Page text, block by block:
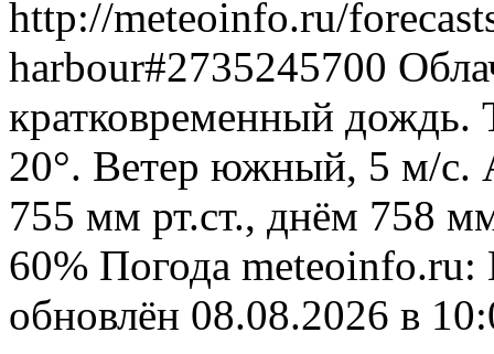
http://meteoinfo.ru/
harbour#2735245700
кратковременный дождь.
20°. Ветер южный, 5 м/с.
755 мм рт.ст., днём 758
60% Погода meteoinfo.ru:
обновлён 08.08.2026 в